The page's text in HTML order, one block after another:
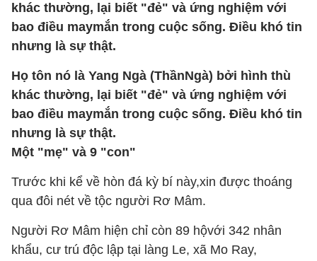
khác thường, lại biết "đẻ" và ứng nghiệm với
bao điều maymắn trong cuộc sống. Điều khó tin
nhưng là sự thật.
Họ tôn nó là Yang Ngà (ThầnNgà) bởi hình thù
khác thường, lại biết "đẻ" và ứng nghiệm với
bao điều maymắn trong cuộc sống. Điều khó tin
nhưng là sự thật.
Một "mẹ" và 9 "con"
Trước khi kể về hòn đá kỳ bí này,xin được thoáng
qua đôi nét về tộc người Rơ Mâm.
Người Rơ Mâm hiện chỉ còn 89 hộvới 342 nhân
khẩu, cư trú độc lập tại làng Le, xã Mo Ray,